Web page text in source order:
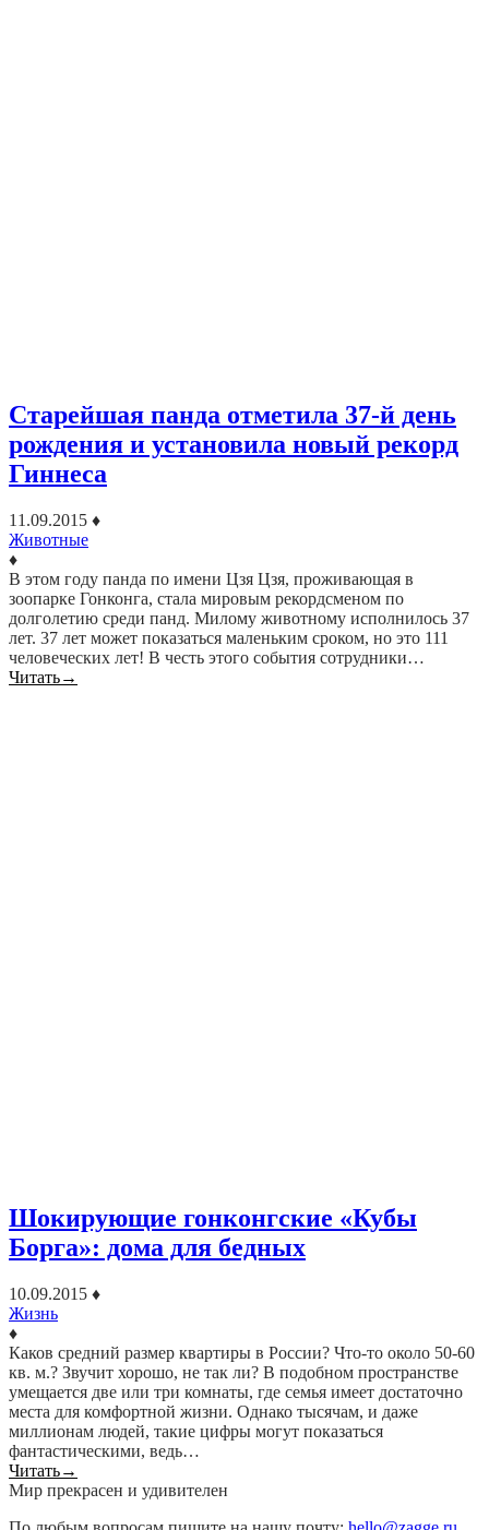
Старейшая панда отметила 37-й день
рождения и установила новый рекорд
Гиннеса
11.09.2015 ♦
Животные
♦
В этом году панда по имени Цзя Цзя, проживающая в
зоопарке Гонконга, стала мировым рекордсменом по
долголетию среди панд. Милому животному исполнилось 37
лет. 37 лет может показаться маленьким сроком, но это 111
человеческих лет! В честь этого события сотрудники…
Читать→
Шокирующие гонконгские «Кубы
Борга»: дома для бедных
10.09.2015 ♦
Жизнь
♦
Каков средний размер квартиры в России? Что-то около 50-60
кв. м.? Звучит хорошо, не так ли? В подобном пространстве
умещается две или три комнаты, где семья имеет достаточно
места для комфортной жизни. Однако тысячам, и даже
миллионам людей, такие цифры могут показаться
фантастическими, ведь…
Читать→
Мир прекрасен и удивителен